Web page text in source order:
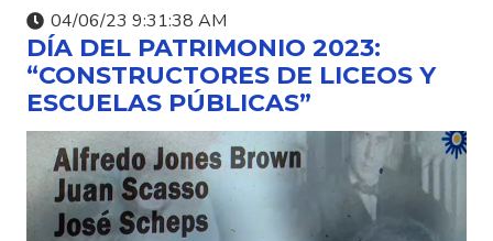
04/06/23 9:31:38 AM
DÍA DEL PATRIMONIO 2023:
“CONSTRUCTORES DE LICEOS Y
ESCUELAS PÚBLICAS”